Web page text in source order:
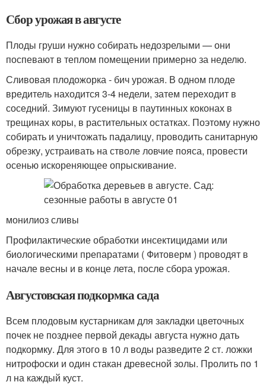
Сбор урожая в августе
Плоды груши нужно собирать недозрелыми — они
поспевают в теплом помещении примерно за неделю.
Сливовая плодожорка - бич урожая. В одном плоде
вредитель находится 3-4 недели, затем переходит в
соседний. Зимуют гусеницы в паутинных коконах в
трещинах коры, в растительных остатках. Поэтому нужно
собирать и уничтожать падалицу, проводить санитарную
обрезку, устраивать на стволе ловчие пояса, провести
осенью искореняющее опрыскивание.
монилиоз сливы
Профилактические обработки инсектицидами или
биологическими препаратами ( Фитоверм ) проводят в
начале весны и в конце лета, после сбора урожая.
Августовская подкормка сада
Всем плодовым кустарникам для закладки цветочных
почек не позднее первой декады августа нужно дать
подкормку. Для этого в 10 л воды разведите 2 ст. ложки
нитрофоски и один стакан древесной золы. Пролить по 1
л на каждый куст.